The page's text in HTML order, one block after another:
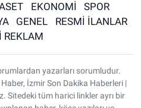
EKONOMİ
SPOR
GENEL
RESMİ İLANLAR
REKLAM
yazarları sorumludur.
İzmir Son Dakika Haberleri |
Sitedeki tüm harici linkler ayrı bir